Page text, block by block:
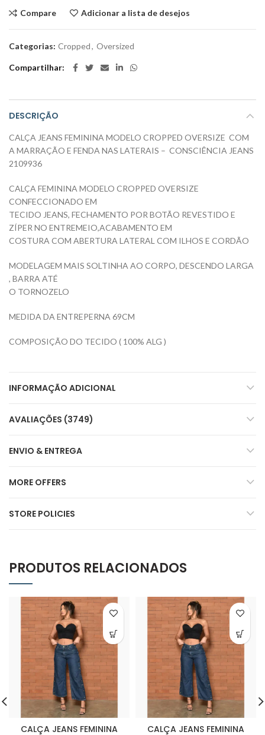
Compare Adicionar a lista de desejos
Categorias: Cropped, Oversized
Compartilhar
DESCRIÇÃO
CALÇA JEANS FEMININA MODELO CROPPED OVERSIZE COM
A MARRAÇÃO E FENDA NAS LATERAIS – CONSCIÊNCIA JEANS
2109936
CALÇA FEMININA MODELO CROPPED OVERSIZE
CONFECCIONADO EM
TECIDO JEANS, FECHAMENTO POR BOTÃO REVESTIDO E
ZÍPER NO ENTREMEIO,ACABAMENTO EM
COSTURA COM ABERTURA LATERAL COM ILHOS E CORDÃO
MODELAGEM MAIS SOLTINHA AO CORPO, DESCENDO LARGA
, BARRA ATÉ
O TORNOZELO
MEDIDA DA ENTREPERNA 69CM
COMPOSIÇÃO DO TECIDO ( 100% ALG )
INFORMAÇÃO ADICIONAL
AVALIAÇÕES (3749)
ENVIO & ENTREGA
MORE OFFERS
STORE POLICIES
PRODUTOS RELACIONADOS
CALÇA JEANS FEMININA
CALÇA JEANS FEMININA